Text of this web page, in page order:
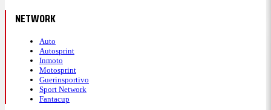
NETWORK
Auto
Autosprint
Inmoto
Motosprint
Guerinsportivo
Sport Network
Fantacup